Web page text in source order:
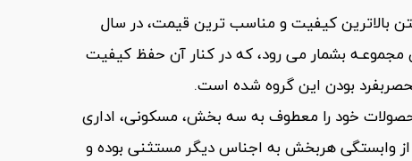
بالاترین کیفیت و مناسب ترین قیمت، در سال
مجموعـه بشمار می رود، که در کنار آن حفظ کیفیت
بودن این گروه شده است.
محصولات خود را معطوف به سه بخش، مسکونی، اداری
وابستگی هربخش به اجناس دیگر مستثنی بوده و